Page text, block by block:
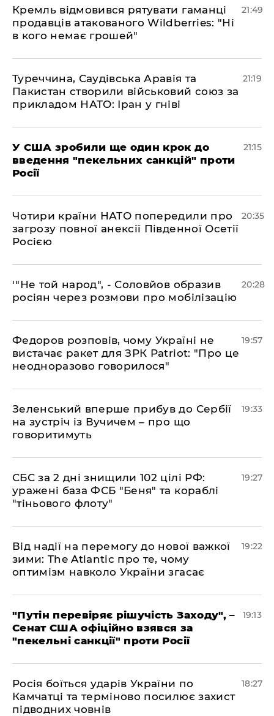
​Кремль відмовився рятувати гаманці
продавців атакованого Wildberries: "Ні
в кого немає грошей"
21:49
​Туреччина, Саудівська Аравія та
Пакистан створили військовий союз за
прикладом НАТО: Іран у гніві
21:19
​У США зробили ще один крок до
введення "пекельних санкцій" проти
Росії
21:15
​Чотири країни НАТО попередили про
загрозу повної анексії Південної Осетії
Росією
20:35
​'"Не той народ", - Соловйов образив
росіян через розмови про мобілізацію
20:28
​Федоров розповів, чому Україні не
вистачає ракет для ЗРК Patriot: "Про це
неодноразово говорилося"
19:57
​Зеленський вперше прибув до Сербії
на зустріч із Вучичем – про що
говоритимуть
19:33
​СБС за 2 дні знищили 102 цілі РФ:
уражені база ФСБ "Беня" та кораблі
"тіньового флоту"
19:27
​Від надії на перемогу до нової важкої
зими: The Atlantic про те, чому
оптимізм навколо України згасає
19:22
​"Путін перевіряє рішучість Заходу", –
Сенат США офіційно взявся за
"пекельні санкції" проти Росії
19:13
​Росія боїться ударів України по
Камчатці та терміново посилює захист
підводних човнів
18:27